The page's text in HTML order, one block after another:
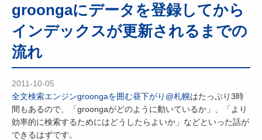
groongaにデータを登録してから
インデックスが更新されるまでの
流れ
2011-10-05
全文検索エンジンgroongaを囲む昼下がり@札幌はたっぷり3時
間もあるので、「groongaがどのように動いているか」、「より
効率的に検索するためにはどうしたらよいか」などといった話が
できるはずです。